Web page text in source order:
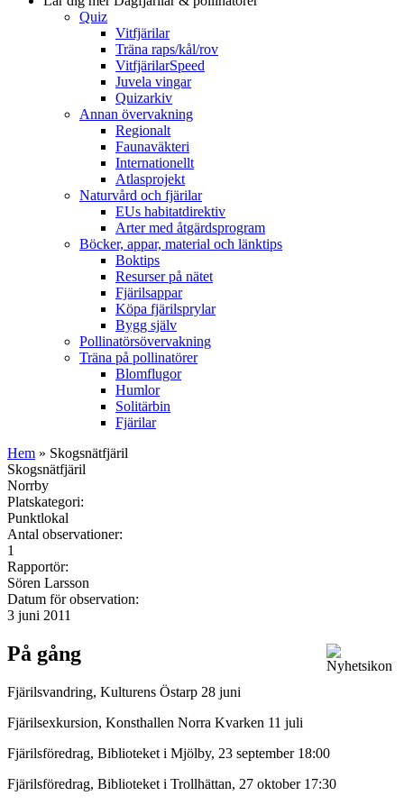
Quiz
Vitfjärilar
Träna raps/kål/rov
VitfjärilarSpeed
Juvela vingar
Quizarkiv
Annan övervakning
Regionalt
Faunaväkteri
Internationellt
Atlasprojekt
Naturvård och fjärilar
EUs habitatdirektiv
Arter med åtgärdsprogram
Böcker, appar, material och länktips
Boktips
Resurser på nätet
Fjärilsappar
Köpa fjärilsprylar
Bygg själv
Pollinatörsövervakning
Träna på pollinatörer
Blomflugor
Humlor
Solitärbin
Fjärilar
Hem » Skogsnätfjäril
Skogsnätfjäril
Norrby
Platskategori:
Punktlokal
Antal observationer:
1
Rapportör:
Sören Larsson
Datum för observation:
3 juni 2011
På gång
Fjärilsvandring, Kulturens Östarp 28 juni
Fjärilsexkursion, Konsthallen Norra Kvarken 11 juli
Fjärilsföredrag, Biblioteket i Mjölby, 23 september 18:00
Fjärilsföredrag, Biblioteket i Trollhättan, 27 oktober 17:30